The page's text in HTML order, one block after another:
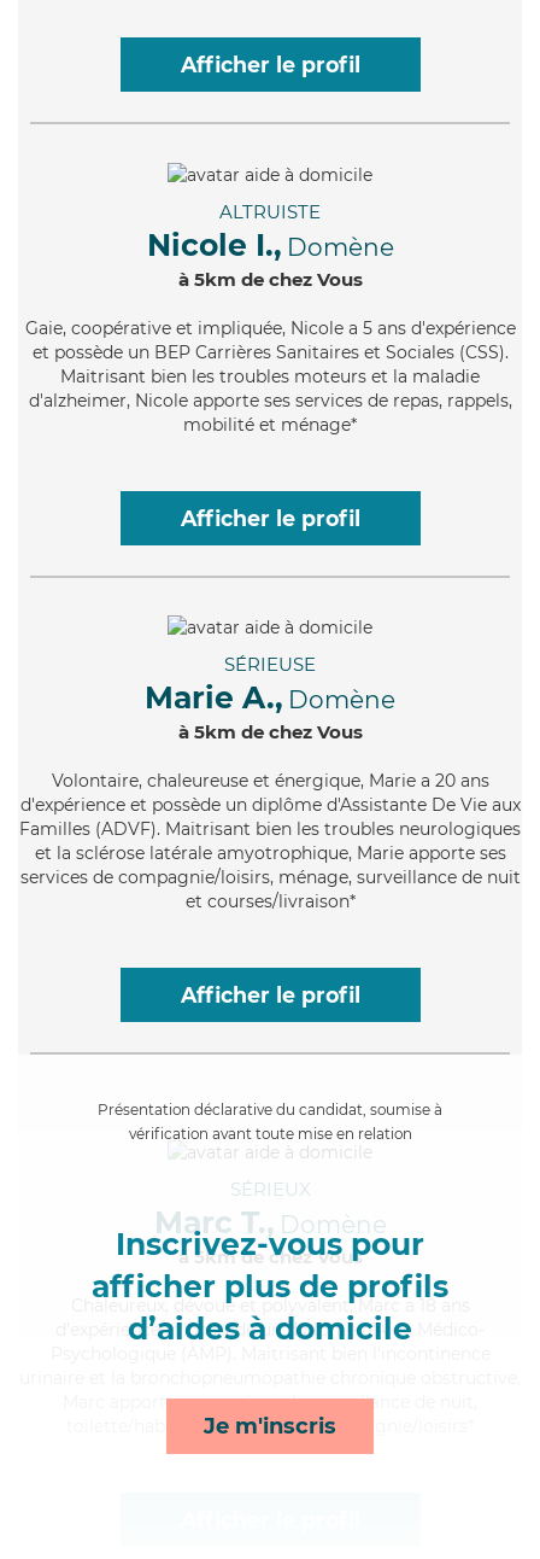
Afficher le profil
ALTRUISTE
Nicole I., Domène
à 5km de chez Vous
Gaie, coopérative et impliquée, Nicole a 5 ans d'expérience
et possède un BEP Carrières Sanitaires et Sociales (CSS).
Maitrisant bien les troubles moteurs et la maladie
d'alzheimer, Nicole apporte ses services de repas, rappels,
mobilité et ménage*
Afficher le profil
SÉRIEUSE
Marie A., Domène
à 5km de chez Vous
Volontaire, chaleureuse et énergique, Marie a 20 ans
d'expérience et possède un diplôme d'Assistante De Vie aux
Familles (ADVF). Maitrisant bien les troubles neurologiques
et la sclérose latérale amyotrophique, Marie apporte ses
services de compagnie/loisirs, ménage, surveillance de nuit
et courses/livraison*
Afficher le profil
Présentation déclarative du candidat, soumise à
vérification avant toute mise en relation
Inscrivez-vous pour
afficher plus de profils
d’aides à domicile
Je m'inscris
SÉRIEUX
Marc T., Domène
à 5km de chez Vous
, dévoué et polyvalent, Marc a 18 ans
d'expérience et possède un diplôme d'Aide Médico-
Marc apporte ses services de surveillance de nuit,
toilette/habillage, ménage et compagnie/loisirs*